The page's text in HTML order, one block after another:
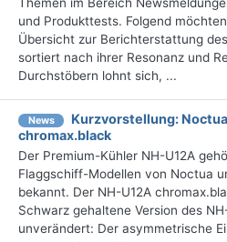
und Produkttests. Folgend
Übersicht zur Berichterstattung
sortiert nach ihrer Resonanz und
Durchstöbern lohnt sich, ...
News
Kurzvorstellung:
chromax.black
Der Premium-Kühler NH-U12A
Flaggschiff-Modellen von Noctua
bekannt. Der NH-U12A
Schwarz gehaltene Version des
unverändert: Der asymmetrische